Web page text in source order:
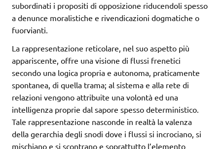
subordinati i propositi di opposizione riducendoli spesso
a denunce moralistiche e rivendicazioni dogmatiche o
fuorvianti.
La rappresentazione reticolare, nel suo aspetto più
appariscente, offre una visione di flussi frenetici
secondo una logica propria e autonoma, praticamente
spontanea, di quella trama; al sistema e alla rete di
relazioni vengono attribuite una volontà ed una
intelligenza proprie dal sapore spesso deterministico.
Tale rappresentazione nasconde in realtà la valenza
della gerarchia degli snodi dove i flussi si incrociano, si
mischiano e si scontrano e soprattutto l’elemento